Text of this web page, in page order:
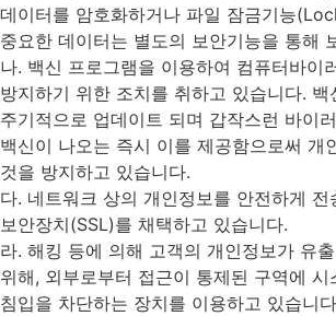
데이터를 암호화하거나 파일 잠금기능
중요한 데이터는 별도의 보안기능을 통해
나. 백신 프로그램을 이용하여 컴퓨터바이
방지하기 위한 조치를 취하고 있습니다. 백
주기적으로 업데이트 되며 갑작스런 바이
백신이 나오는 즉시 이를 제공함으로써 개
것을 방지하고 있습니다.
다. 네트워크 상의 개인정보를 안전하게 전
보안장치(SSL)를 채택하고 있습니다.
라. 해킹 등에 의해 고객의 개인정보가 유
위해, 외부로부터 접근이 통제된 구역에 시
침입을 차단하는 장치를 이용하고 있습니